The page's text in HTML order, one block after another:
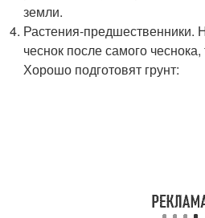
земли.
Растения-предшественники.
чеснок после самого
Хорошо подготовят грунт: